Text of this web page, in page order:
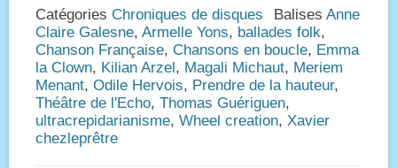
Catégories Chroniques de disques Balises Anne
Claire Galesne, Armelle Yons, ballades folk,
Chanson Française, Chansons en boucle, Emma
la Clown, Kilian Arzel, Magali Michaut, Meriem
Menant, Odile Hervois, Prendre de la hauteur,
Théâtre de l'Echo, Thomas Guériguen,
ultracrepidarianisme, Wheel creation, Xavier
chezleprêtre